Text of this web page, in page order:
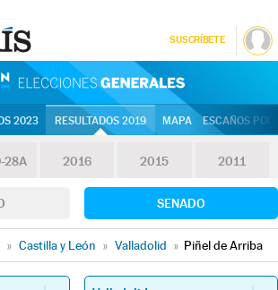
SUSCRÍBETE
2023 RESULTADOS 2019 MAPA ESCAÑOS
28A 2016 2015 2011
SENADO
» Castilla y León » Valladolid » Piñel de Arriba